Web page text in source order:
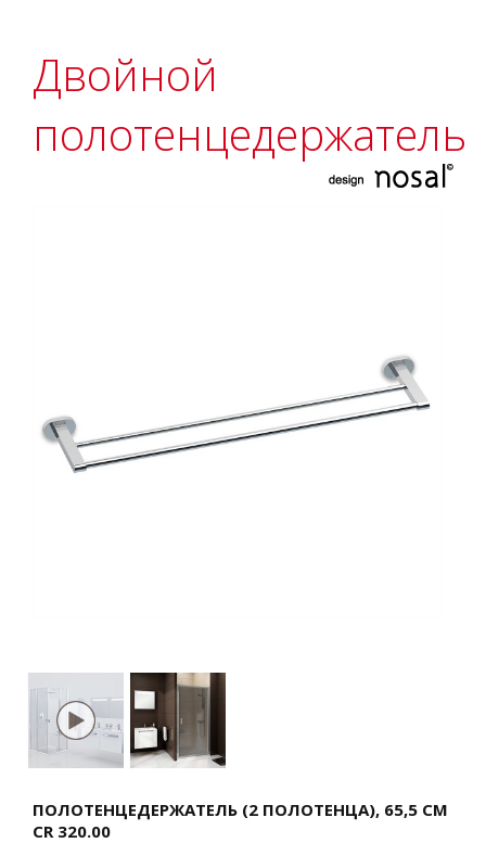
Двойной
полотенцедержатель
ПОЛОТЕНЦЕДЕРЖАТЕЛЬ (2 ПОЛОТЕНЦА), 65,5 СМ
CR 320.00